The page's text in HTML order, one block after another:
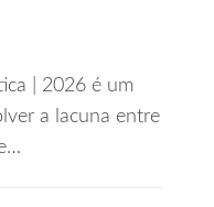
| 2026 é um
a lacuna entre